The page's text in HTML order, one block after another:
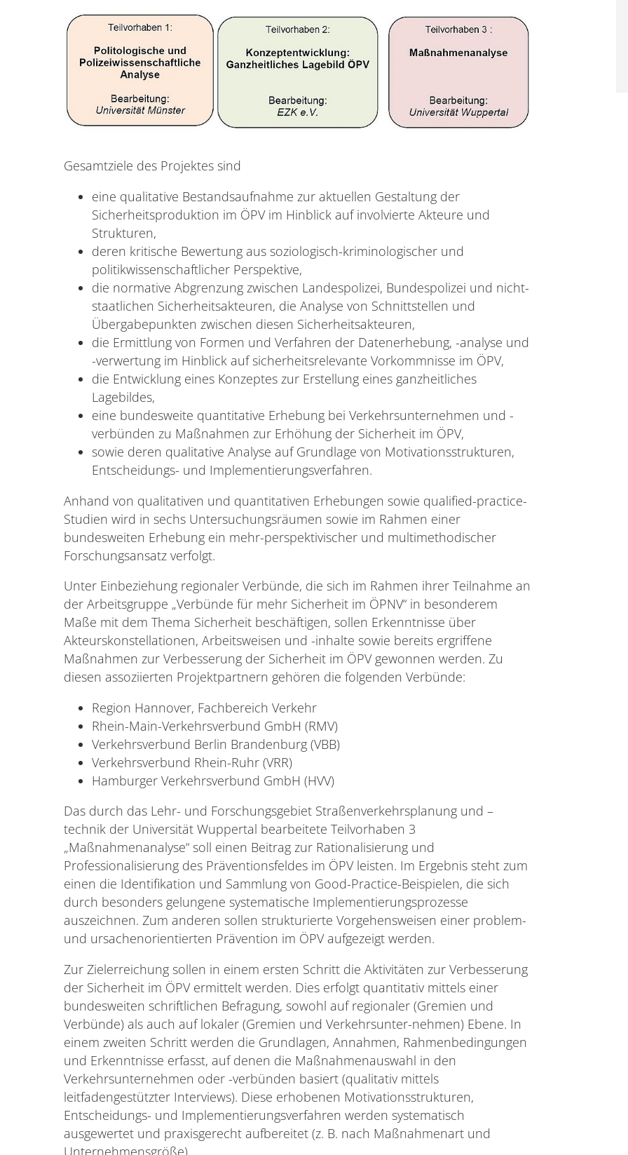
Gesamtziele des Projektes sind
eine qualitative Bestandsaufnahme zur aktuellen Gestaltung der
Sicherheitsproduktion im ÖPV im Hinblick auf involvierte Akteure und
Strukturen,
deren kritische Bewertung aus soziologisch-kriminologischer und
politikwissenschaftlicher Perspektive,
die normative Abgrenzung zwischen Landespolizei, Bundespolizei und nicht-
staatlichen Sicherheitsakteuren, die Analyse von Schnittstellen und
Übergabepunkten zwischen diesen Sicherheitsakteuren,
die Ermittlung von Formen und Verfahren der Datenerhebung, -analyse und
-verwertung im Hinblick auf sicherheitsrelevante Vorkommnisse im ÖPV,
die Entwicklung eines Konzeptes zur Erstellung eines ganzheitliches
Lagebildes,
eine bundesweite quantitative Erhebung bei Verkehrsunternehmen und -
verbünden zu Maßnahmen zur Erhöhung der Sicherheit im ÖPV,
sowie deren qualitative Analyse auf Grundlage von Motivationsstrukturen,
Entscheidungs- und Implementierungsverfahren.
Anhand von qualitativen und quantitativen Erhebungen sowie qualified-practice-
Studien wird in sechs Untersuchungsräumen sowie im Rahmen einer
bundesweiten Erhebung ein mehr-perspektivischer und multimethodischer
Forschungsansatz verfolgt.
Unter Einbeziehung regionaler Verbünde, die sich im Rahmen ihrer Teilnahme an
der Arbeitsgruppe „Verbünde für mehr Sicherheit im ÖPNV“ in besonderem
Maße mit dem Thema Sicherheit beschäftigen, sollen Erkenntnisse über
Akteurskonstellationen, Arbeitsweisen und -inhalte sowie bereits ergriffene
Maßnahmen zur Verbesserung der Sicherheit im ÖPV gewonnen werden. Zu
diesen assoziierten Projektpartnern gehören die folgenden Verbünde:
Region Hannover, Fachbereich Verkehr
Rhein-Main-Verkehrsverbund GmbH (RMV)
Verkehrsverbund Berlin Brandenburg (VBB)
Verkehrsverbund Rhein-Ruhr (VRR)
Hamburger Verkehrsverbund GmbH (HVV)
Das durch das Lehr- und Forschungsgebiet Straßenverkehrsplanung und –
technik der Universität Wuppertal bearbeitete Teilvorhaben 3
„Maßnahmenanalyse“ soll einen Beitrag zur Rationalisierung und
Professionalisierung des Präventionsfeldes im ÖPV leisten. Im Ergebnis steht zum
einen die Identifikation und Sammlung von Good-Practice-Beispielen, die sich
durch besonders gelungene systematische Implementierungsprozesse
auszeichnen. Zum anderen sollen strukturierte Vorgehensweisen einer problem-
und ursachenorientierten Prävention im ÖPV aufgezeigt werden.
Zur Zielerreichung sollen in einem ersten Schritt die Aktivitäten zur Verbesserung
der Sicherheit im ÖPV ermittelt werden. Dies erfolgt quantitativ mittels einer
bundesweiten schriftlichen Befragung, sowohl auf regionaler (Gremien und
Verbünde) als auch auf lokaler (Gremien und Verkehrsunter-nehmen) Ebene. In
einem zweiten Schritt werden die Grundlagen, Annahmen, Rahmenbedingungen
und Erkenntnisse erfasst, auf denen die Maßnahmenauswahl in den
Verkehrsunternehmen oder -verbünden basiert (qualitativ mittels
leitfadengestützter Interviews). Diese erhobenen Motivationsstrukturen,
Entscheidungs- und Implementierungsverfahren werden systematisch
ausgewertet und praxisgerecht aufbereitet (z. B. nach Maßnahmenart und
Unternehmensgröße).